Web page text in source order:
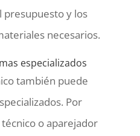
presupuesto y los
necesarios.
especializados
también puede
Por
o aparejador